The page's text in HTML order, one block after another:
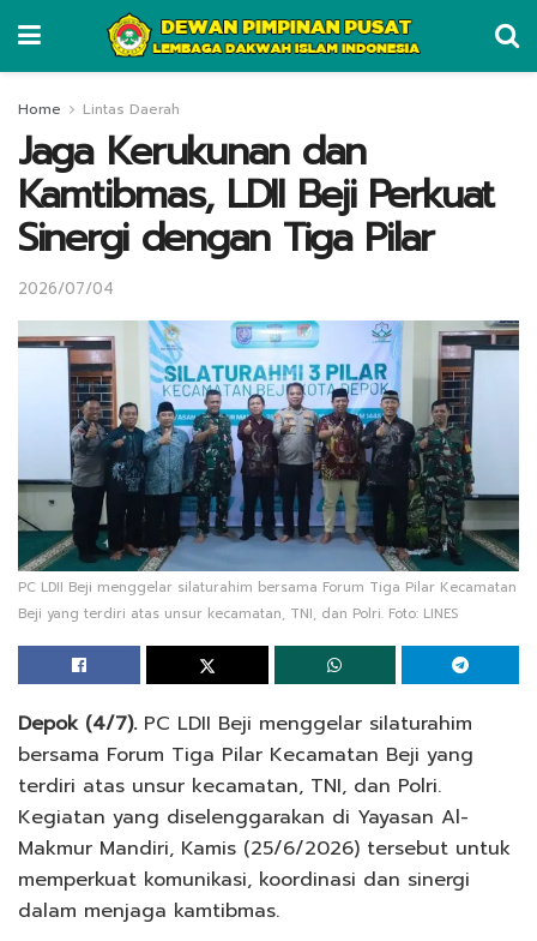
Home Lintas Daerah
Jaga Kerukunan dan
Kamtibmas, LDII Beji Perkuat
Sinergi dengan Tiga Pilar
2026/07/04
PC LDII Beji menggelar silaturahim bersama Forum Tiga Pilar Kecamatan
Beji yang terdiri atas unsur kecamatan, TNI, dan Polri. Foto: LINES
Depok (4/7).PC LDII Beji menggelar silaturahim
bersama Forum Tiga Pilar Kecamatan Beji yang
terdiri atas unsur kecamatan, TNI, dan Polri.
Kegiatan yang diselenggarakan di Yayasan Al-
Makmur Mandiri, Kamis (25/6/2026) tersebut untuk
memperkuat komunikasi, koordinasi dan sinergi
dalam menjaga kamtibmas.